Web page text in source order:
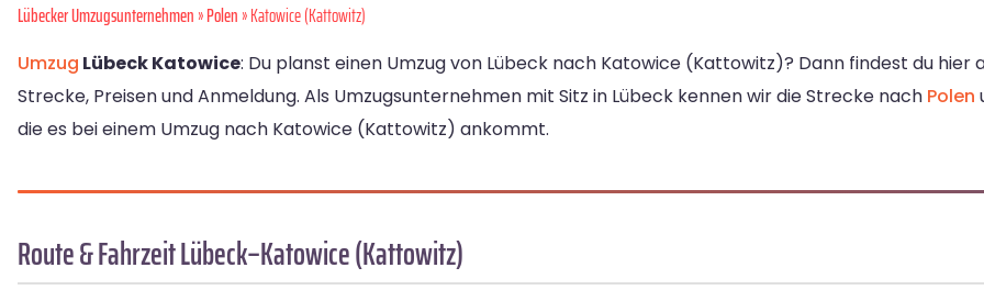
Lübecker Umzugsunternehmen»Polen» Katowice (Kattowitz)
Umzug Lübeck Katowice: Du planst einen Umzug von Lübeck nach Katowice (Kattowitz)? Dann findest du hier
Strecke, Preisen und Anmeldung. Als Umzugsunternehmen mit Sitz in Lübeck kennen wir die Strecke nach Polen
die es bei einem Umzug nach Katowice (Kattowitz) ankommt.
Route & Fahrzeit Lübeck–Katowice (Kattowitz)